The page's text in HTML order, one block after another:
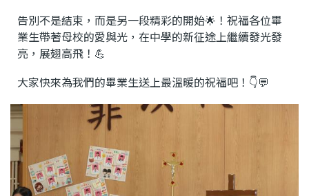
告別不是結束，而是另一段精彩的開始🌟！祝福各位畢
業生帶著母校的愛與光，在中學的新征途上繼續發光發
亮，展翅高飛！💪
大家快來為我們的畢業生送上最溫暖的祝福吧！👇💬